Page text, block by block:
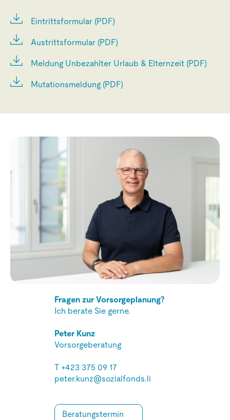
Eintrittsformular (PDF)
Austrittsformular (PDF)
Meldung Unbezahlter Urlaub & Elternzeit (PDF)
Mutationsmeldung (PDF)
Fragen zur Vorsorgeplanung?
Ich berate Sie gerne.
Peter Kunz
Vorsorgeberatung
T +423 375 09 17
peter.kunz@sozialfonds.li
Beratungstermin